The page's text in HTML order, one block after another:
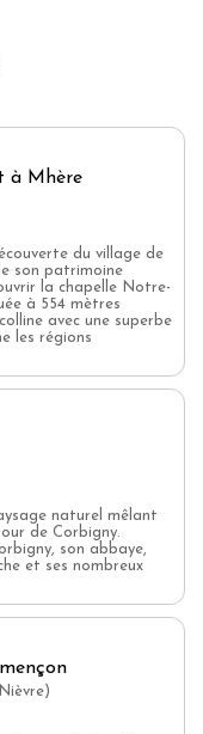
à Mhère
du village de
son patrimoine
la chapelle Notre-
à 554 mètres
avec une superbe
les régions
naturel mêlant
de Corbigny.
son abbaye,
et ses nombreux